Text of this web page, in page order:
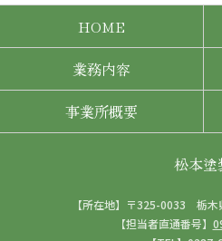
HOME
業務内容
事業所概要
松本塗
【所在地】〒325-0033 栃
【担当者直通番号】